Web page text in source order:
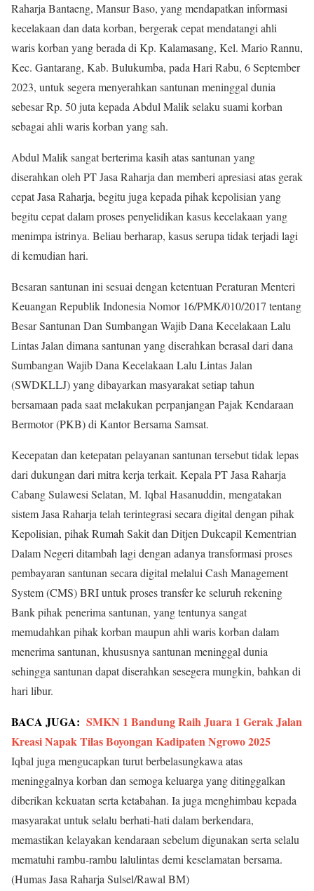
Raharja Bantaeng, Mansur Baso, yang mendapatkan informasi
kecelakaan dan data korban, bergerak cepat mendatangi ahli
waris korban yang berada di Kp. Kalamasang, Kel. Mario Rannu,
Kec. Gantarang, Kab. Bulukumba, pada Hari Rabu, 6 September
2023, untuk segera menyerahkan santunan meninggal dunia
sebesar Rp. 50 juta kepada Abdul Malik selaku suami korban
sebagai ahli waris korban yang sah.
Abdul Malik sangat berterima kasih atas santunan yang
diserahkan oleh PT Jasa Raharja dan memberi apresiasi atas gerak
cepat Jasa Raharja, begitu juga kepada pihak kepolisian yang
begitu cepat dalam proses penyelidikan kasus kecelakaan yang
menimpa istrinya. Beliau berharap, kasus serupa tidak terjadi lagi
di kemudian hari.
Besaran santunan ini sesuai dengan ketentuan Peraturan Menteri
Keuangan Republik Indonesia Nomor 16/PMK/010/2017 tentang
Besar Santunan Dan Sumbangan Wajib Dana Kecelakaan Lalu
Lintas Jalan dimana santunan yang diserahkan berasal dari dana
Sumbangan Wajib Dana Kecelakaan Lalu Lintas Jalan
(SWDKLLJ) yang dibayarkan masyarakat setiap tahun
bersamaan pada saat melakukan perpanjangan Pajak Kendaraan
Bermotor (PKB) di Kantor Bersama Samsat.
Kecepatan dan ketepatan pelayanan santunan tersebut tidak lepas
dari dukungan dari mitra kerja terkait. Kepala PT Jasa Raharja
Cabang Sulawesi Selatan, M. Iqbal Hasanuddin, mengatakan
sistem Jasa Raharja telah terintegrasi secara digital dengan pihak
Kepolisian, pihak Rumah Sakit dan Ditjen Dukcapil Kementrian
Dalam Negeri ditambah lagi dengan adanya transformasi proses
pembayaran santunan secara digital melalui Cash Management
System (CMS) BRI untuk proses transfer ke seluruh rekening
Bank pihak penerima santunan, yang tentunya sangat
memudahkan pihak korban maupun ahli waris korban dalam
menerima santunan, khususnya santunan meninggal dunia
sehingga santunan dapat diserahkan sesegera mungkin, bahkan di
hari libur.
BACA JUGA: SMKN 1 Bandung Raih Juara 1 Gerak Jalan
Kreasi Napak Tilas Boyongan Kadipaten Ngrowo 2025
Iqbal juga mengucapkan turut berbelasungkawa atas
meninggalnya korban dan semoga keluarga yang ditinggalkan
diberikan kekuatan serta ketabahan. Ia juga menghimbau kepada
masyarakat untuk selalu berhati-hati dalam berkendara,
memastikan kelayakan kendaraan sebelum digunakan serta selalu
mematuhi rambu-rambu lalulintas demi keselamatan bersama.
(Humas Jasa Raharja Sulsel/Rawal BM)